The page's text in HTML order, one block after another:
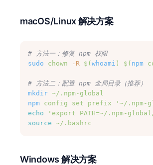
macOS/Linux 解决方案
# 方法一：修复 npm 权限
sudo
chown -R $( whoami ) $( npm
# 方法二：配置 npm 全局目录（推荐）
mkdir ~/.npm-global
npm config set prefix
'~/.npm-
echo
'export PATH=~/.npm-
source ~/.bashrc
Windows 解决方案